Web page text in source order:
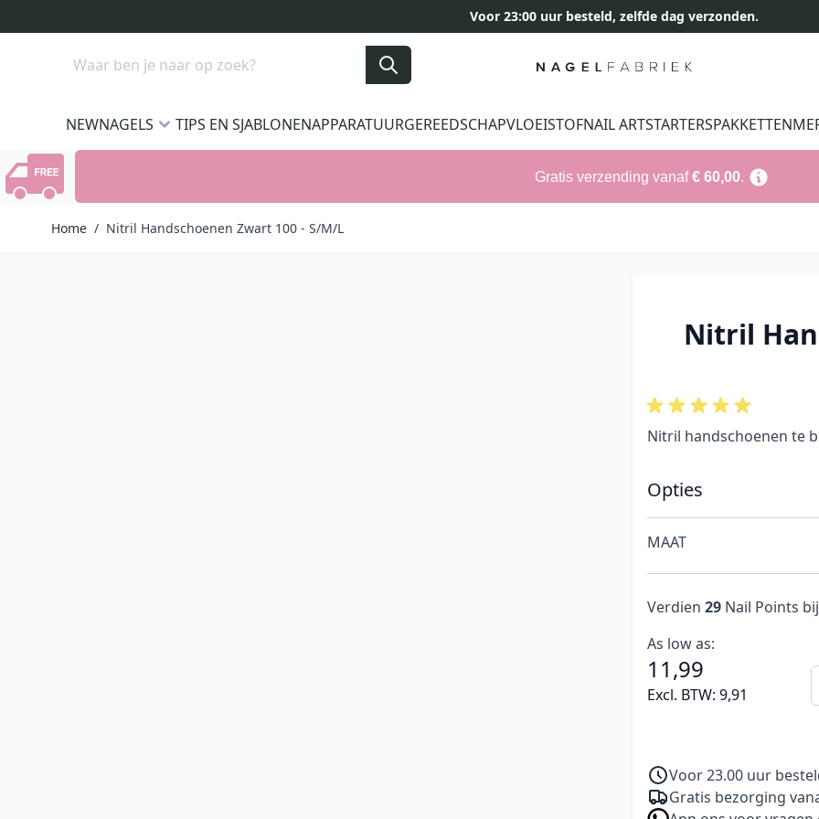
Voor 23:00 uur besteld, zelfde dag verzonden.
Search
NEWNAGELS TIPS EN SJABLONENAPPARATUURGEREEDSCHAPVLOEISTOFNAIL ARTSTARTERSPAKKETTEN
Gratis verzending vanaf€ 60,00.
Home / Nitril Handschoenen Zwart 100 - S/M/L
Nitril
Nitril handschoenen te
Opties
MAAT
Verdien 29 Nail Points
As low as:
11,99
Excl. BTW: 9,91
Voor 23.00 uur
Gratis bezorging